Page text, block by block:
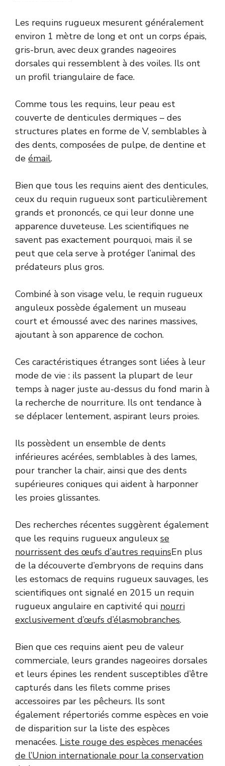
Les requins rugueux mesurent généralement
environ 1 mètre de long et ont un corps épais,
gris-brun, avec deux grandes nageoires
dorsales qui ressemblent à des voiles. Ils ont
un profil triangulaire de face.
Comme tous les requins, leur peau est
couverte de denticules dermiques – des
structures plates en forme de V, semblables à
des dents, composées de pulpe, de dentine et
de émail.
Bien que tous les requins aient des denticules,
ceux du requin rugueux sont particulièrement
grands et prononcés, ce qui leur donne une
apparence duveteuse. Les scientifiques ne
savent pas exactement pourquoi, mais il se
peut que cela serve à protéger l’animal des
prédateurs plus gros.
Combiné à son visage velu, le requin rugueux
anguleux possède également un museau
court et émoussé avec des narines massives,
ajoutant à son apparence de cochon.
Ces caractéristiques étranges sont liées à leur
mode de vie : ils passent la plupart de leur
temps à nager juste au-dessus du fond marin à
la recherche de nourriture. Ils ont tendance à
se déplacer lentement, aspirant leurs proies.
Ils possèdent un ensemble de dents
inférieures acérées, semblables à des lames,
pour trancher la chair, ainsi que des dents
supérieures coniques qui aident à harponner
les proies glissantes.
Des recherches récentes suggèrent également
que les requins rugueux anguleux se
nourrissent des œufs d’autres requinsEn plus
de la découverte d’embryons de requins dans
les estomacs de requins rugueux sauvages, les
scientifiques ont signalé en 2015 un requin
rugueux angulaire en captivité qui nourri
exclusivement d’œufs d’élasmobranches.
Bien que ces requins aient peu de valeur
commerciale, leurs grandes nageoires dorsales
et leurs épines les rendent susceptibles d’être
capturés dans les filets comme prises
accessoires par les pêcheurs. Ils sont
également répertoriés comme espèces en voie
de disparition sur la liste des espèces
menacées. Liste rouge des espèces menacées
de l’Union internationale pour la conservation